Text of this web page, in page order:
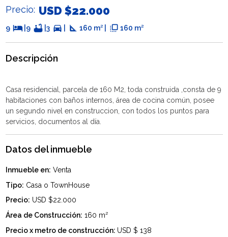
Precio: USD $22.000
9 hotel 9 bathtub 3 directions_car square_foot 160 m² | flip_to_front 160 m²
Descripción
Casa residencial, parcela de 160 M2, toda construida ,consta de 9
habitaciones con baños internos, área de cocina común, posee
un segundo nivel en construccion, con todos los puntos para
Datos del inmueble
Inmueble en: Venta
Tipo: Casa o TownHouse
Precio: USD $22.000
Área de Construcción: 160 m²
Precio x metro de construcción: USD $ 138